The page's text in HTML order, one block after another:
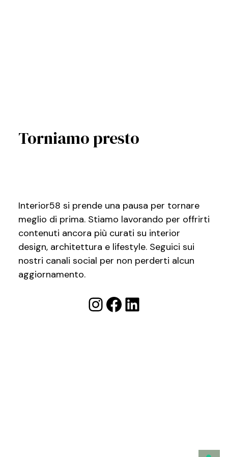
Torniamo presto
Interior58 si prende una pausa per tornare
meglio di prima. Stiamo lavorando per offrirti
contenuti ancora più curati su interior
design, architettura e lifestyle. Seguici sui
nostri canali social per non perderti alcun
aggiornamento.
Instagram
Facebook
LinkedIn